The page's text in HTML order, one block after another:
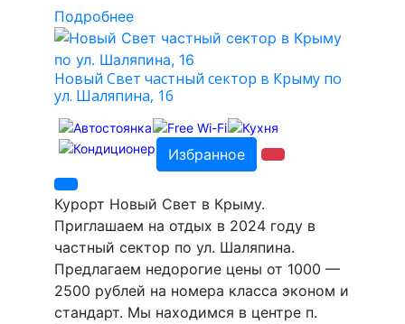
Подробнее
Новый Свет частный сектор в Крыму по
ул. Шаляпина, 16
Избранное
Курорт Новый Свет в Крыму.
Приглашаем на отдых в 2024 году в
частный сектор по ул. Шаляпина.
Предлагаем недорогие цены от 1000 —
2500 рублей на номера класса эконом и
стандарт. Мы находимся в центре п.